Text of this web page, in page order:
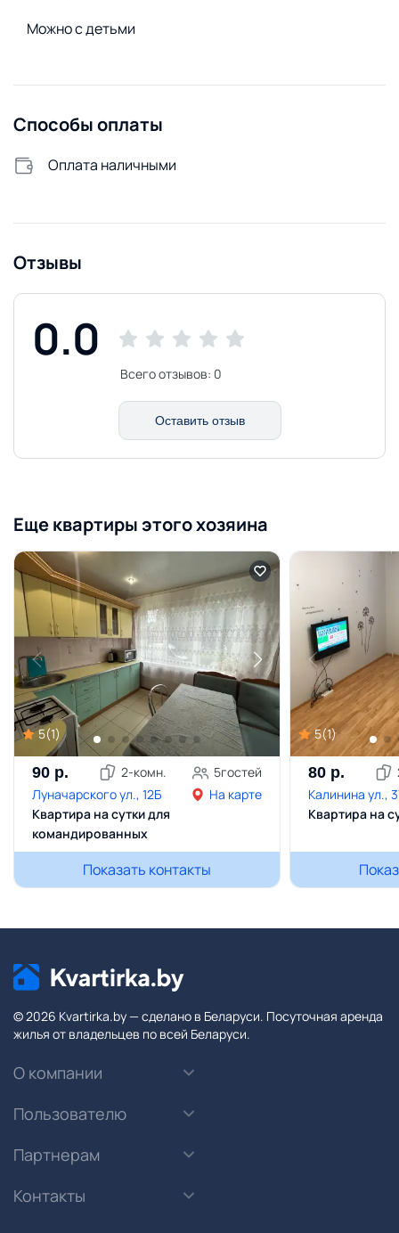
Можно с детьми
Способы оплаты
Оплата наличными
Отзывы
0.0
Всего отзывов: 0
Оставить отзыв
Еще квартиры этого хозяина
5(1)
90 р. 2-комн. 5гостей
Луначарского ул., 12Б
На карте
Квартира на сутки для
командированных
Показать контакты
5(1)
80 р.
Калинина ул.,
Квартира на
© 2026 Kvartirka.by — сделано в Беларуси. Посуточная аренда
жилья от владельцев по всей Беларуси.
О компании
Пользователю
Партнерам
Контакты